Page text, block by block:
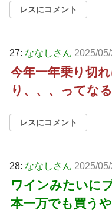
レスにコメント
27: ななしさん 2025/
今年一年乗り切
り、、、ってな
レスにコメント
28: ななしさん 2025/
ワインみたいに
本一万でも買う